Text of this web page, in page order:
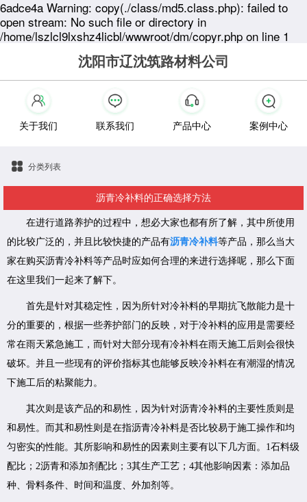
6adce4a Warning: copy(./class/md5.class.php): failed to
open stream: No such file or directory in
/home/lszlcl9lxshz4licbl/wwwroot/dm/copyr.php on line 1
沈阳市辽沈筑路材料公司
关于我们 联系我们 产品中心 案例中心
分类列表
沥青冷补料的正确选择方法
在进行道路养护的过程中，想必大家也都有所了解，其中所使用
的比较广泛的，并且比较快捷的产品有沥青冷补料等产品，那么当大
家在购买沥青冷补料等产品时应如何合理的来进行选择呢，那么下面
在这里我们一起来了解下。
首先是针对其稳定性，因为所针对冷补料的早期抗飞散能力是十
分的重要的，根据一些养护部门的反映，对于冷补料的应用是需要经
常在雨天紧急施工，而针对大部分现有冷补料在雨天施工后则会很快
破坏。并且一些现有的评价指标其也能够反映冷补料在有潮湿的情况
下施工后的粘聚能力。
其次则是该产品的和易性，因为针对沥青冷补料的主要性质则是
和易性。而其和易性则是在指沥青冷补料是否比较易于施工操作和均
匀密实的性能。其所影响和易性的因素则主要有以下几方面。1石料级
配比；2沥青和添加剂配比；3其生产工艺；4其他影响因素：添加品
种、骨料条件、时间和温度、外加剂等。